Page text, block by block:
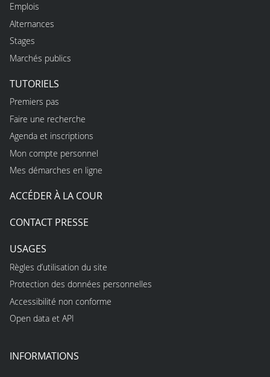
Emplois
Alternances
Stages
Marchés publics
TUTORIELS
Premiers pas
Faire une recherche
Agenda et inscriptions
Mon compte personnel
Mes démarches en ligne
ACCÉDER À LA COUR
CONTACT PRESSE
USAGES
Règles d’utilisation du site
Protection des données personnelles
Accessibilité non conforme
Open data et API
INFORMATIONS